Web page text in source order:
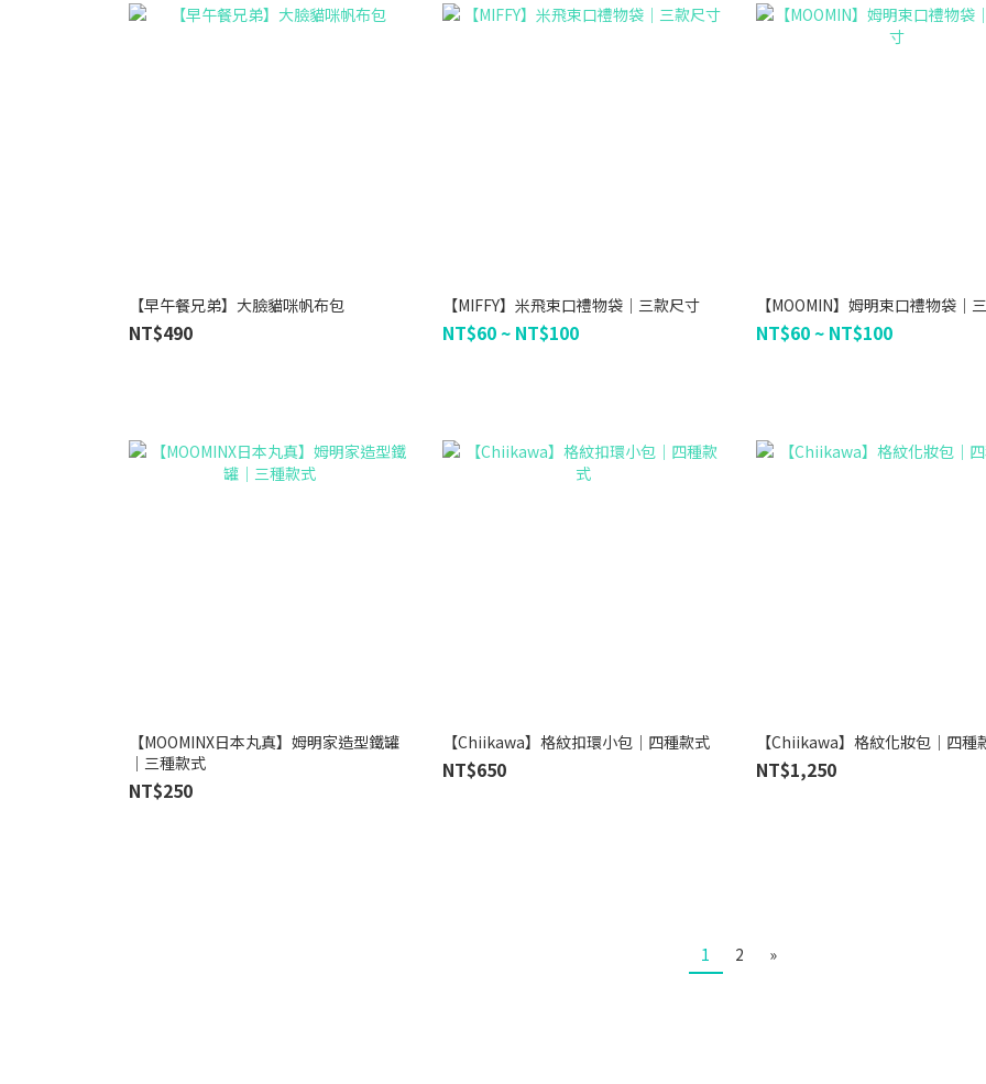
【早午餐兄弟】大臉貓咪帆布包
NT$490
【MIFFY】米飛束口禮物袋｜三款尺寸
NT$60 ~ NT$100
【MOOMIN】姆明束口禮物袋｜
NT$60 ~ NT$100
【MOOMINX日本丸真】姆明家造型鐵罐
｜三種款式
NT$250
【Chiikawa】格紋扣環小包｜四種款式
NT$650
【Chiikawa】格紋化妝包｜四種
NT$1,250
1 2 »